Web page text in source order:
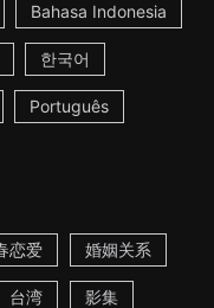
Bahasa Indonesia
한국어
Português
恋爱 婚姻关系
台湾 影集